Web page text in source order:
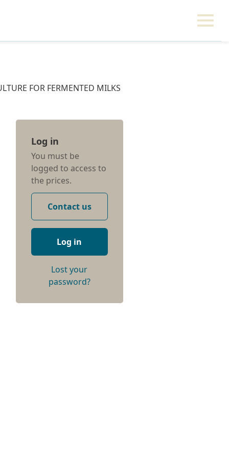
FOR FERMENTED MILKS
Log in
You must be
logged to access to
the prices.
Contact us
Log in
Lost your
password?